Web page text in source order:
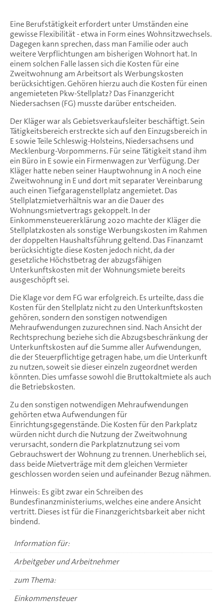
Eine Berufstätigkeit erfordert unter Umständen eine
gewisse Flexibilität - etwa in Form eines Wohnsitzwechsels.
Dagegen kann sprechen, dass man Familie oder auch
weitere Verpflichtungen am bisherigen Wohnort hat. In
einem solchen Falle lassen sich die Kosten für eine
Zweitwohnung am Arbeitsort als Werbungskosten
berücksichtigen. Gehören hierzu auch die Kosten für einen
angemieteten Pkw-Stellplatz? Das Finanzgericht
Niedersachsen (FG) musste darüber entscheiden.
Der Kläger war als Gebietsverkaufsleiter beschäftigt. Sein
Tätigkeitsbereich erstreckte sich auf den Einzugsbereich in
E sowie Teile Schleswig-Holsteins, Niedersachsens und
Mecklenburg-Vorpommerns. Für seine Tätigkeit stand ihm
ein Büro in E sowie ein Firmenwagen zur Verfügung. Der
Kläger hatte neben seiner Hauptwohnung in A noch eine
Zweitwohnung in E und dort mit separater Vereinbarung
auch einen Tiefgaragenstellplatz angemietet. Das
Stellplatzmietverhältnis war an die Dauer des
Wohnungsmietvertrags gekoppelt. In der
Einkommensteuererklärung 2020 machte der Kläger die
Stellplatzkosten als sonstige Werbungskosten im Rahmen
der doppelten Haushaltsführung geltend. Das Finanzamt
berücksichtigte diese Kosten jedoch nicht, da der
gesetzliche Höchstbetrag der abzugsfähigen
Unterkunftskosten mit der Wohnungsmiete bereits
ausgeschöpft sei.
Die Klage vor dem FG war erfolgreich. Es urteilte, dass die
Kosten für den Stellplatz nicht zu den Unterkunftskosten
gehören, sondern den sonstigen notwendigen
Mehraufwendungen zuzurechnen sind. Nach Ansicht der
Rechtsprechung beziehe sich die Abzugsbeschränkung der
Unterkunftskosten auf die Summe aller Aufwendungen,
die der Steuerpflichtige getragen habe, um die Unterkunft
zu nutzen, soweit sie dieser einzeln zugeordnet werden
könnten. Dies umfasse sowohl die Bruttokaltmiete als auch
die Betriebskosten.
Zu den sonstigen notwendigen Mehraufwendungen
gehörten etwa Aufwendungen für
Einrichtungsgegenstände. Die Kosten für den Parkplatz
würden nicht durch die Nutzung der Zweitwohnung
verursacht, sondern die Parkplatznutzung sei vom
Gebrauchswert der Wohnung zu trennen. Unerheblich sei,
dass beide Mietverträge mit dem gleichen Vermieter
geschlossen worden seien und aufeinander Bezug nähmen.
Hinweis: Es gibt zwar ein Schreiben des
Bundesfinanzministeriums, welches eine andere Ansicht
vertritt. Dieses ist für die Finanzgerichtsbarkeit aber nicht
bindend.
Information für:
Arbeitgeber und Arbeitnehmer
zum Thema:
Einkommensteuer